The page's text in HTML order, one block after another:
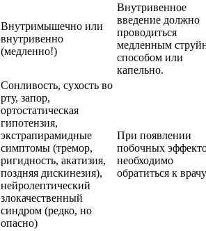
Внутримышечно или
внутривенно
(медленно!)
Внутривенное
введение должно
проводиться
медленным
способом или
капельно.
Сонливость, сухость во
рту, запор,
ортостатическая
гипотензия,
экстрапирамидные
симптомы (тремор,
ригидность, акатизия,
поздняя дискинезия),
нейролептический
злокачественный
синдром (редко, но
опасно)
При появлении
побочных
необходимо
обратиться к